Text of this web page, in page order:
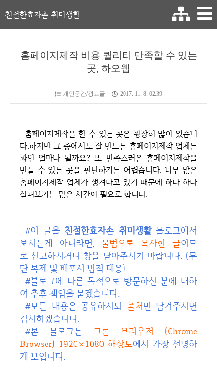
친절한효자손 취미생활
홈페이지제작 비용 퀄리티 만족할 수 있는
곳, 하오웹
개인공간/광고글 2017. 11. 8. 02:39
홈페이지제작을 할 수 있는 곳은 굉장히 많이 있습니
다.하지만 그 중에서도 잘 만드는 홈페이지제작 업체는
과연 얼마나 될까요? 또 만족스러운 홈페이지제작을
만들 수 있는 곳을 판단하기는 어렵습니다. 너무 많은
홈페이지제작 업체가 생겨나고 있기 때문에 하나 하나
살펴보기는 많은 시간이 필요로 합니다.
#이 글을 친절한효자손 취미생활블로그에서
보시는게 아니라면, 불법으로 복사한 글이므
로 신고하시거나 창을 닫아주시기 바랍니다. (무
단 복제 및 배포시 법적 대응)
#블로그에 다른 목적으로 방문하신 분에 대하
여 추후 책임을 묻겠습니다.
#모든 내용은 공유하시되 출처만 남겨주시면
감사하겠습니다.
#본 블로그는 크롬 브라우저 (Chrome
Browser) 1920×1080 해상도에서 가장 선명하
게 보입니다.